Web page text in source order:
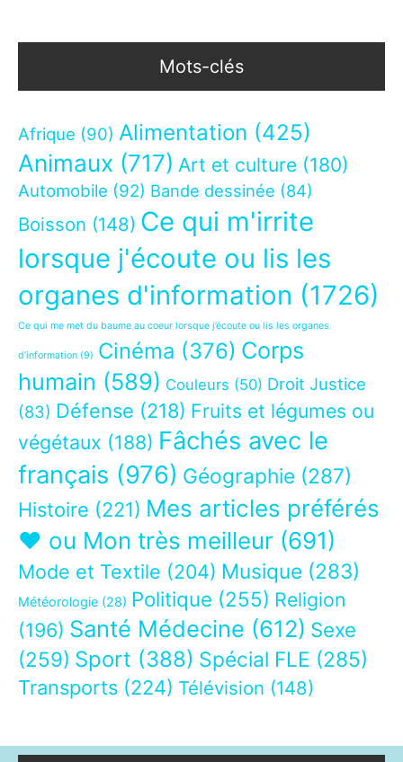
Mots-clés
Afrique (90) Alimentation (425)
Animaux (717) Art et culture (180)
Automobile (92) Bande dessinée (84)
Boisson (148) Ce qui m'irrite
lorsque j'écoute ou lis les
organes d'information (1726)
Ce qui me met du baume au coeur lorsque j’écoute ou lis les organes
d’information (9) Cinéma (376) Corps
humain (589) Couleurs (50) Droit Justice
(83) Défense (218) Fruits et légumes ou
végétaux (188) Fâchés avec le
français (976) Géographie (287)
Histoire (221) Mes articles préférés
❤ ou Mon très meilleur (691)
Mode et Textile (204) Musique (283)
Météorologie (28) Politique (255) Religion
(196) Santé Médecine (612) Sexe
(259) Sport (388) Spécial FLE (285)
Transports (224) Télévision (148)